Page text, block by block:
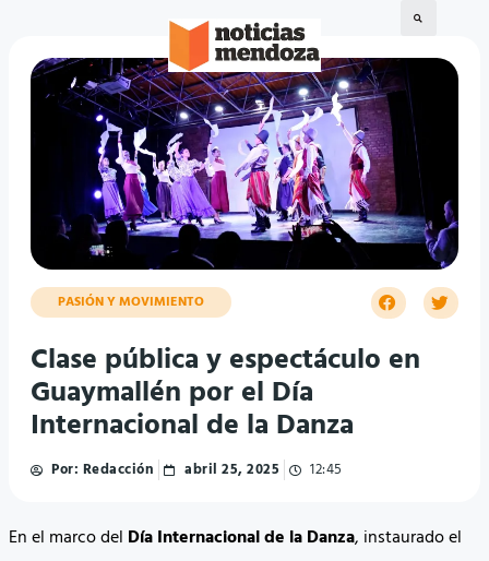
PASIÓN Y MOVIMIENTO
Clase pública y espectáculo en
Guaymallén por el Día
Internacional de la Danza
Por: Redacción abril 25, 2025 12:45
En el marco del Día Internacional de la Danza, instaurado el